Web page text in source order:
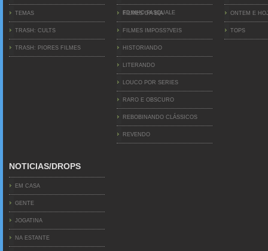
TEMAS
TRASH: CULTS
TRASH: PIORES FILMES
EDINHO PASQUALE
FILMES DA BIA
FILMES IMPOSS?VEIS
HISTORIANDO
LITERANDO
LOUCO POR SERIES
RARO E OBSCURO
REBOBINANDO CLÁSSICOS
REVENDO
ONTEM E
TOPS
NOTICIAS/DROPS
EM CASA
GENTE
JOGATINA
NA ESTANTE